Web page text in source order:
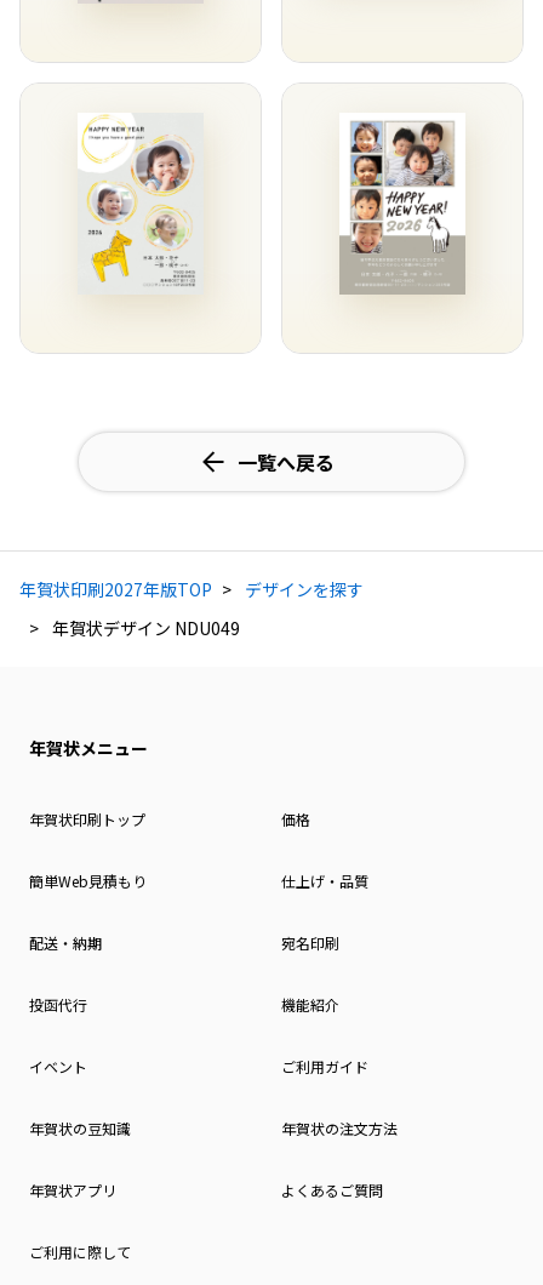
一覧へ戻る
年賀状印刷2027年版TOP
デザインを探す
年賀状デザイン NDU049
年賀状メニュー
年賀状印刷トップ 価格
簡単Web見積もり 仕上げ・品質
配送・納期 宛名印刷
投函代行 機能紹介
イベント ご利用ガイド
年賀状の豆知識 年賀状の注文方法
年賀状アプリ よくあるご質問
ご利用に際して